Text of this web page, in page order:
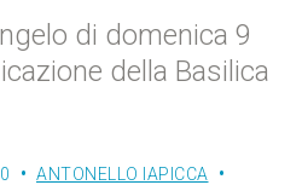
di domenica 9
della Basilica
ANTONELLO IAPICCA